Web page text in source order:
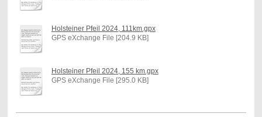
Holsteiner Pfeil 2024, 111km.gpx
GPS eXchange File [204.9 KB]
Holsteiner Pfeil 2024, 155 km.gpx
GPS eXchange File [295.0 KB]